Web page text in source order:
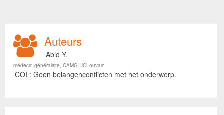
Auteurs
Abid Y.
médecin généraliste, CAMG UCLouvain
COI : Geen belangenconflicten met het onderwerp.